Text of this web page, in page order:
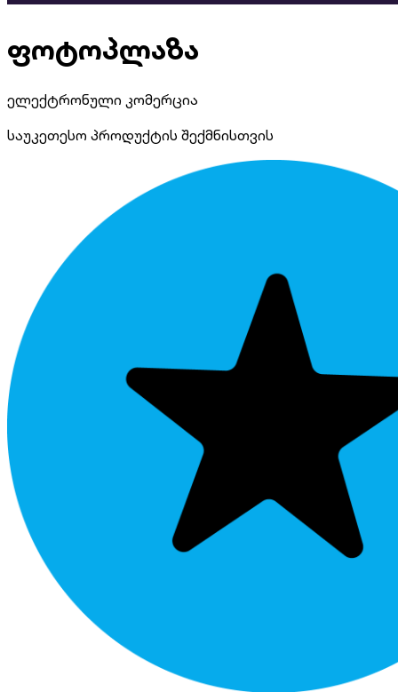
ფოტოპლაზა
ელექტრონული კომერცია
საუკეთესო პროდუქტის შექმნისთვის